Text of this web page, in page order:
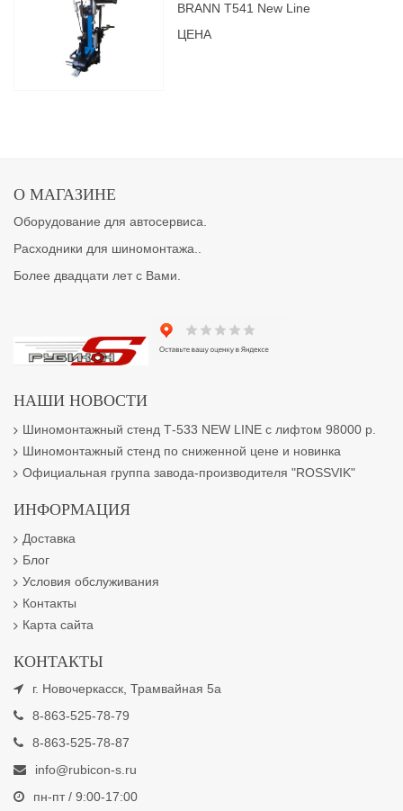
BRANN Т541 New Line
ЦЕНА
О МАГАЗИНЕ
Оборудование для автосервиса.
Расходники для шиномонтажа..
Более двадцати лет с Вами.
НАШИ НОВОСТИ
Шиномонтажный стенд Т-533 NEW LINE с лифтом 98000 р.
Шиномонтажный стенд по сниженной цене и новинка
Официальная группа завода-производителя "ROSSVIK"
ИНФОРМАЦИЯ
Доставка
Блог
Условия обслуживания
Контакты
Карта сайта
КОНТАКТЫ
г. Новочеркасск, Трамвайная 5а
8-863-525-78-79
8-863-525-78-87
info@rubicon-s.ru
пн-пт / 9:00-17:00